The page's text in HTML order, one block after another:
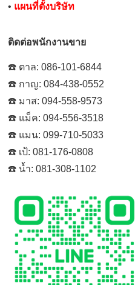
• แผนที่ตั้งบริษัท
ติดต่อพนักงานขาย
☎️ ตาล: 086-101-6844
☎️ กาญ: 084-438-0552
☎️ มาส: 094-558-9573
☎️ แม็ค: 094-556-3518
☎️ แมน: 099-710-5033
☎️ เป้: 081-176-0808
☎️ น้ำ: 081-308-1102